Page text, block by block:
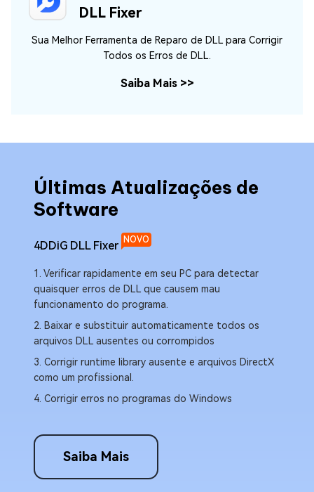
DLL Fixer
Sua Melhor Ferramenta de Reparo de DLL para Corrigir
Todos os Erros de DLL.
Saiba Mais >>
Últimas Atualizações de
Software
4DDiG DLL Fixer NOVO
1. Verificar rapidamente em seu PC para detectar
quaisquer erros de DLL que causem mau
funcionamento do programa.
2. Baixar e substituir automaticamente todos os
arquivos DLL ausentes ou corrompidos
3. Corrigir runtime library ausente e arquivos DirectX
como um profissional.
4. Corrigir erros no programas do Windows
Saiba Mais